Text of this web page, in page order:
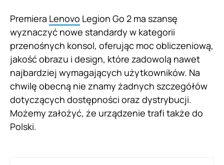
Premiera Lenovo Legion Go 2 ma szansę
wyznaczyć nowe standardy w kategorii
przenośnych konsol, oferując moc obliczeniową,
jakość obrazu i design, które zadowolą nawet
najbardziej wymagających użytkowników. Na
chwilę obecną nie znamy żadnych szczegółów
dotyczących dostępności oraz dystrybucji.
Możemy założyć, że urządzenie trafi także do
Polski.